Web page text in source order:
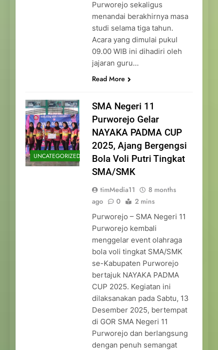
Purworejo sekaligus
menandai berakhirnya masa
studi selama tiga tahun.
Acara yang dimulai pukul
09.00 WIB ini dihadiri oleh
jajaran guru…
Read More
UNCATEGORIZED
SMA Negeri 11
Purworejo Gelar
NAYAKA PADMA CUP
2025, Ajang Bergengsi
Bola Voli Putri Tingkat
SMA/SMK
timMedia11
8 months
ago
0 2 mins
Purworejo – SMA Negeri 11
Purworejo kembali
menggelar event olahraga
bola voli tingkat SMA/SMK
se-Kabupaten Purworejo
bertajuk NAYAKA PADMA
CUP 2025. Kegiatan ini
dilaksanakan pada Sabtu, 13
Desember 2025, bertempat
di GOR SMA Negeri 11
Purworejo dan berlangsung
dengan penuh semangat